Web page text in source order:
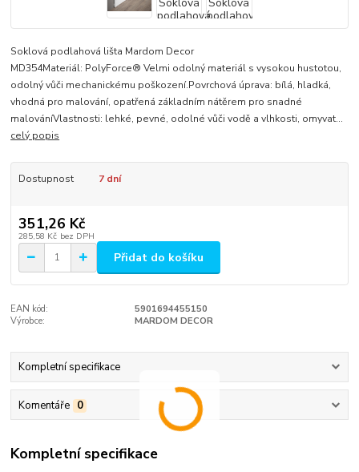
Soklová podlahová lišta Mardom Decor
MD354Materiál: PolyForce® Velmi odolný materiál s vysokou hustotou,
odolný vůči mechanickému poškození.Povrchová úprava: bílá, hladká,
vhodná pro malování, opatřená základním nátěrem pro snadné
malováníVlastnosti: lehké, pevné, odolné vůči vodě a vlhkosti, omyvat...
celý popis
Dostupnost 7 dní
351,26 Kč
285,58 Kč bez DPH
Přidat do košíku
EAN kód:
5901694455150
Výrobce:
MARDOM DECOR
Kompletní specifikace
Komentáře 0
Kompletní specifikace